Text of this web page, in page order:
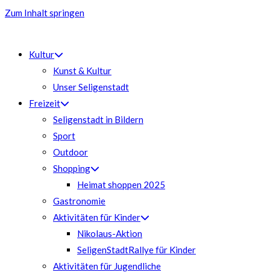
Zum Inhalt springen
Kultur
Kunst & Kultur
Unser Seligenstadt
Freizeit
Seligenstadt in Bildern
Sport
Outdoor
Shopping
Heimat shoppen 2025
Gastronomie
Aktivitäten für Kinder
Nikolaus-Aktion
SeligenStadtRallye für Kinder
Aktivitäten für Jugendliche